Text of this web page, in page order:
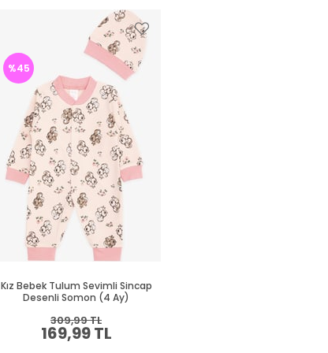
Kız Bebek Tulum Sevimli Sincap
Desenli Somon (4 Ay)
169,99 TL
309,99 TL
%45